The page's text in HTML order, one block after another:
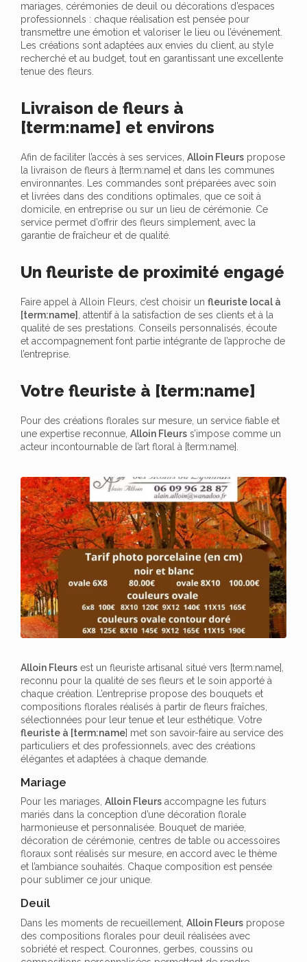
mariages, cérémonies de deuil ou décorations d’espaces
professionnels : chaque réalisation est pensée pour
transmettre une émotion et valoriser le lieu ou l’événement.
Les créations sont adaptées aux envies du client, au style
recherché et au budget, tout en garantissant une excellente
tenue des fleurs.
Livraison de fleurs à
[term:name] et environs
Afin de faciliter l’accès à ses services, Alloin Fleurs propose
la livraison de fleurs à [term:name] et dans les communes
environnantes. Les commandes sont préparées avec soin
et livrées dans des conditions optimales, que ce soit à
domicile, en entreprise ou sur un lieu de cérémonie. Ce
service permet d’offrir des fleurs simplement, avec la
garantie de fraîcheur et de qualité.
Un fleuriste de proximité engagé
Faire appel à Alloin Fleurs, c’est choisir un fleuriste local à
[term:name]
, attentif à la satisfaction de ses clients et à la
qualité de ses prestations. Conseils personnalisés, écoute
et accompagnement font partie intégrante de l’approche de
l’entreprise.
Votre fleuriste à [term:name]
Pour des créations florales sur mesure, un service fiable et
une expertise reconnue, Alloin Fleurs s’impose comme un
acteur incontournable de l’art floral à [term:name].
Alloin Fleurs est un fleuriste artisanal situé vers [term:name],
reconnu pour la qualité de ses fleurs et le soin apporté à
chaque création. L’entreprise propose des bouquets et
compositions florales réalisés à partir de fleurs fraîches,
sélectionnées pour leur tenue et leur esthétique. Votre
fleuriste à [term:name] met son savoir-faire au service des
particuliers et des professionnels, avec des créations
élégantes et adaptées à chaque demande.
Mariage
Pour les mariages, Alloin Fleurs accompagne les futurs
mariés dans la conception d’une décoration florale
harmonieuse et personnalisée. Bouquet de mariée,
décoration de cérémonie, centres de table ou accessoires
floraux sont réalisés sur mesure, en accord avec le thème
et l’ambiance souhaités. Chaque composition est pensée
pour sublimer ce jour unique.
Deuil
Dans les moments de recueillement, Alloin Fleurs propose
des compositions florales pour deuil réalisées avec
sobriété et respect. Couronnes, gerbes, coussins ou